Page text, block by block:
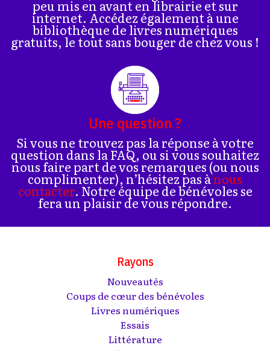
peu mis en avant en librairie et sur
internet. Accédez également à une
bibliothèque de livres numériques
gratuits, le tout sans bouger de chez vous !
Une question ?
Si vous ne trouvez pas la réponse à votre
question dans la FAQ, ou si vous souhaitez
nous faire part de vos remarques (ou nous
complimenter), n’hésitez pas ànous
contacter. Notre équipe de bénévoles se
fera un plaisir de vous répondre.
Rayons
Nouveautés
Coups de cœur des bénévoles
Livres numériques
Essais
Littérature